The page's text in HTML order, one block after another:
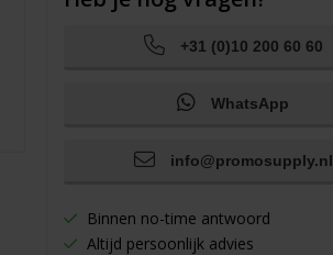
+31 (0)10 200 60 60
WhatsApp
info@promosupply.nl
Binnen no-time antwoord
Altijd persoonlijk advies